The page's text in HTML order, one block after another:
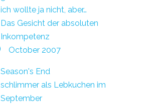
ich wollte ja nicht, aber…
Das Gesicht der absoluten
Inkompetenz
October 2007
Season's End
schlimmer als Lebkuchen im
September